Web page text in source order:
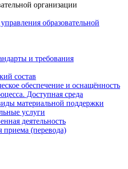
организации
образовательной
и требования
состав
обеспечение и оснащённость
Доступная среда
материальной поддержки
услуги
деятельность
приема (перевода)